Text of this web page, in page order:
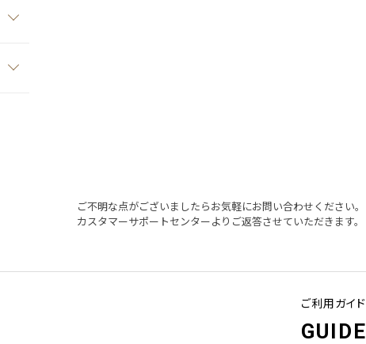
ご不明な点がございましたらお気軽にお問い合わせください。
カスタマーサポートセンターよりご返答させていただきます。
ご利用ガイド
GUIDE